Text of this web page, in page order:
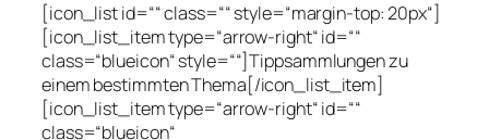
[icon_list id=““ class=““ style=“margin-top: 20px“]
[icon_list_item type=“arrow-right“ id=““
class=“blueicon“ style=““]Tippsammlungen zu
einem bestimmten Thema[/icon_list_item]
[icon_list_item type=“arrow-right“ id=““
class=“blueicon“